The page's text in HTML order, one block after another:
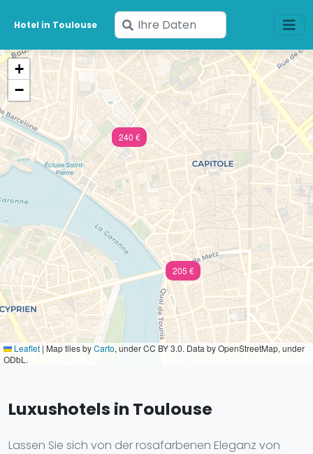
Hotel in Toulouse
Geben
Sie
Ihre
Daten
ein
205 €
240 €
+
−
Leaflet | Map tiles byCarto, under CC BY 3.0. Data by OpenStreetMap, under
ODbL.
Luxushotels in Toulouse
Lassen Sie sich von der rosafarbenen Eleganz von